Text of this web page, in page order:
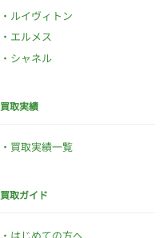
ルイヴィトン
エルメス
シャネル
買取実績
買取実績一覧
買取ガイド